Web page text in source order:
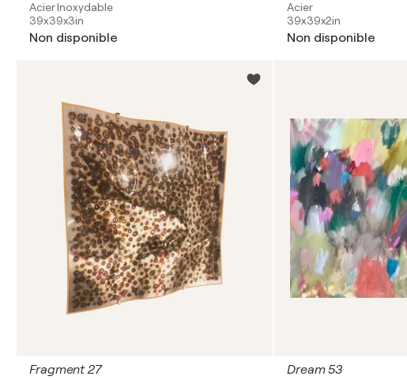
Acier Inoxydable
39x39x3in
Non disponible
Acier
39x39x2in
Non disponible
Fragment 27 Dream 53